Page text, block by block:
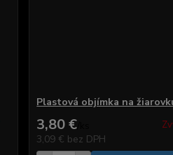
Plastová objímka na
3,80 €
3,09 € bez DPH